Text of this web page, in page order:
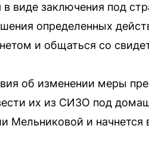
виде заключения под
определенных
и общаться со
об изменении меры
их из СИЗО под
Мельниковой и начнется